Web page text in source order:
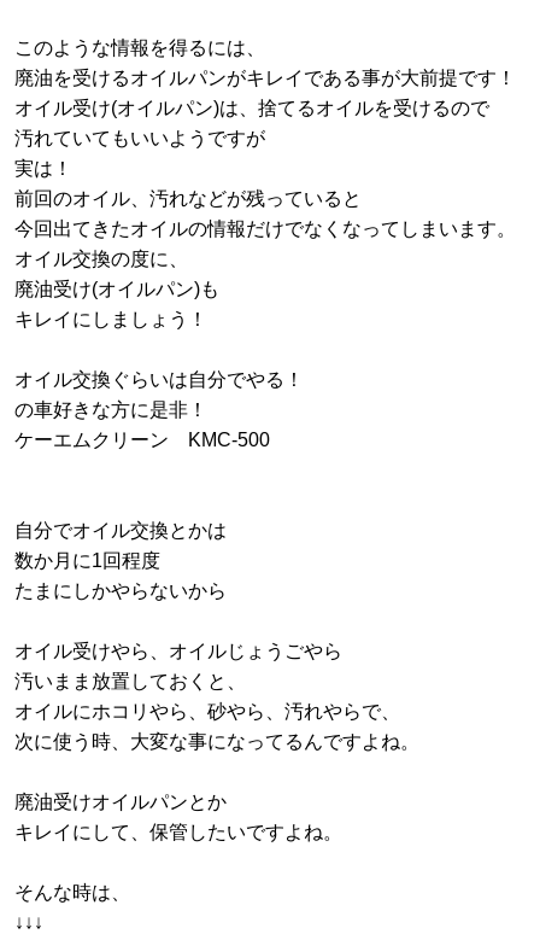
このような情報を得るには、
廃油を受けるオイルパンがキレイである事が大前提です！
オイル受け(オイルパン)は、捨てるオイルを受けるので
汚れていてもいいようですが
実は！
前回のオイル、汚れなどが残っていると
今回出てきたオイルの情報だけでなくなってしまいます。
オイル交換の度に、
廃油受け(オイルパン)も
キレイにしましょう！
オイル交換ぐらいは自分でやる！
の車好きな方に是非！
ケーエムクリーン KMC-500
自分でオイル交換とかは
数か月に1回程度
たまにしかやらないから
オイル受けやら、オイルじょうごやら
汚いまま放置しておくと、
オイルにホコリやら、砂やら、汚れやらで、
次に使う時、大変な事になってるんですよね。
廃油受けオイルパンとか
キレイにして、保管したいですよね。
そんな時は、
↓↓↓